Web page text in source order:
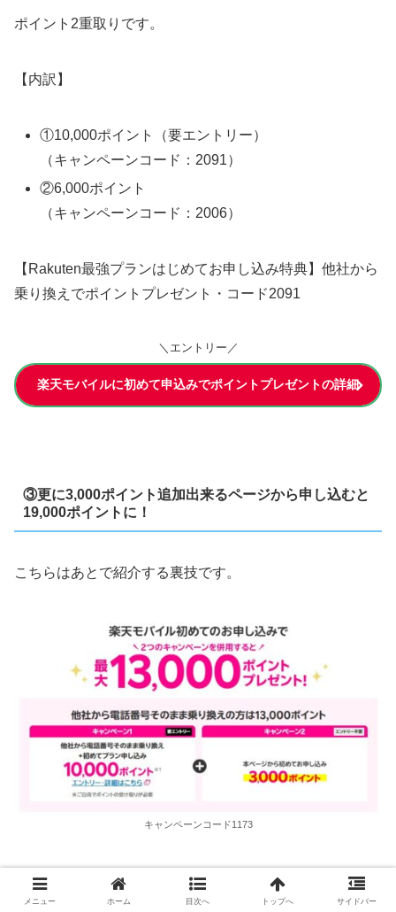
ポイント2重取りです。
【内訳】
①10,000ポイント（要エントリー）
（キャンペーンコード：2091）
②6,000ポイント
（キャンペーンコード：2006）
【Rakuten最強プランはじめてお申し込み特典】他社から
乗り換えでポイントプレゼント・コード2091
＼エントリー／
楽天モバイルに初めて申込みでポイントプレゼントの詳細
③更に3,000ポイント追加出来るページから申し込むと
19,000ポイントに！
こちらはあとで紹介する裏技です。
キャンペーンコード1173
このページからの申し込み必須
＼3,000ポイントクーポンを適用する／
メニュー ホーム 目次へ トップへ サイドバー